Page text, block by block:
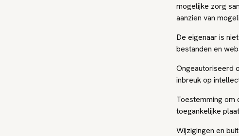
mogelijke zorg
aanzien van
De eigenaar is
bestanden en
Ongeautoriseerd
inbreuk op
Toestemming om
toegankelijke
Wijzigingen en